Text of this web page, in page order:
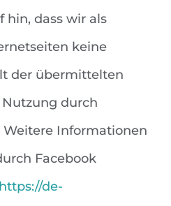
hin, dass wir als
keine
der übermittelten
durch
Weitere Informationen
Facebook
https://de-